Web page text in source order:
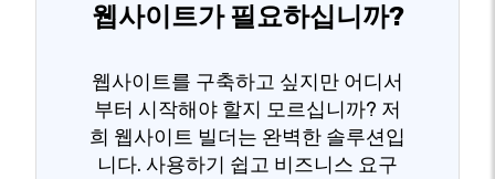
웹사이트가 필요하십니까?
웹사이트를 구축하고 싶지만 어디서
부터 시작해야 할지 모르십니까? 저
희 웹사이트 빌더는 완벽한 솔루션입
니다. 사용하기 쉽고 비즈니스 요구